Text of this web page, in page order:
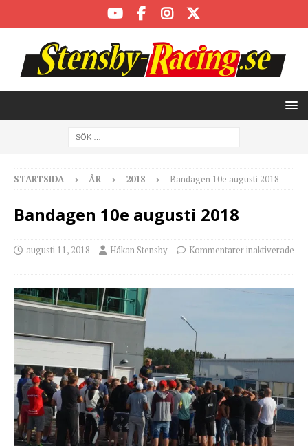
STARTSIDA ÅR 2018 Bandagen 10e augusti 2018
Bandagen 10e augusti 2018
augusti 11, 2018 Håkan Stensby Kommentarer inaktiverade